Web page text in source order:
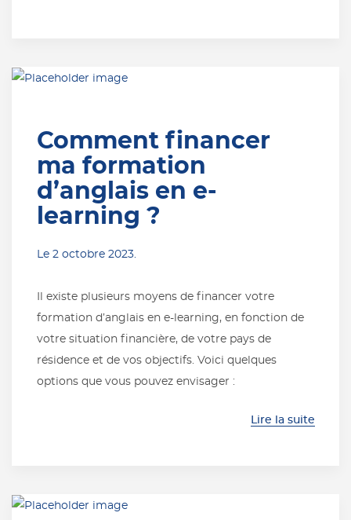
Comment financer
ma formation
d’anglais en e-
learning ?
Le 2 octobre 2023.
Il existe plusieurs moyens de financer votre
formation d’anglais en e-learning, en fonction de
votre situation financière, de votre pays de
résidence et de vos objectifs. Voici quelques
options que vous pouvez envisager :
Lire la suite